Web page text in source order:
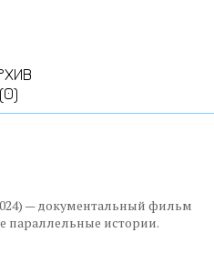
(0)
— документальный фильм
параллельные истории.